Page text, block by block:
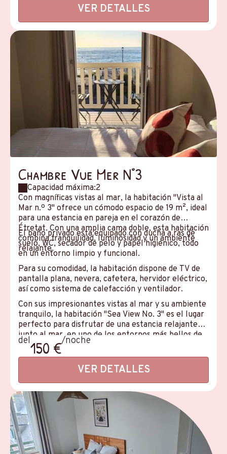
VER DETALLES
Chambre Vue Mer N°3
Capacidad máxima:2
Con magníficas vistas al mar, la habitación "Vista al
Mar n.º 3" ofrece un cómodo espacio de 19 m², ideal
para una estancia en pareja en el corazón de
Étretat. Con una amplia cama doble, esta habitación
combina tranquilidad, luminosidad y un ambiente
relajante.
El baño privado está equipado con ducha a ras de
suelo, WC, secador de pelo y papel higiénico, todo
en un entorno limpio y funcional.
Para su comodidad, la habitación dispone de TV de
pantalla plana, nevera, cafetera, hervidor eléctrico,
así como sistema de calefacción y ventilador.
Con sus impresionantes vistas al mar y su ambiente
tranquilo, la habitación "Sea View No. 3" es el lugar
perfecto para disfrutar de una estancia relajante
junto al mar, en uno de los entornos más bellos de
la costa normanda.
del150 €/noche
VER DETALLES